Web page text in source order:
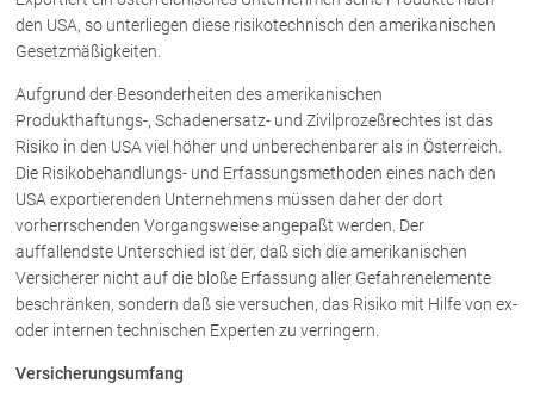
den USA, so unterliegen diese risikotechnisch den amerikanischen
Gesetzmäßigkeiten.
Aufgrund der Besonderheiten des amerikanischen
Produkthaftungs-, Schadenersatz- und Zivilprozeßrechtes ist das
Risiko in den USA viel höher und unberechenbarer als in Österreich.
Die Risikobehandlungs- und Erfassungsmethoden eines nach den
USA exportierenden Unternehmens müssen daher der dort
vorherrschenden Vorgangsweise angepaßt werden. Der
auffallendste Unterschied ist der, daß sich die amerikanischen
Versicherer nicht auf die bloße Erfassung aller Gefahrenelemente
beschränken, sondern daß sie versuchen, das Risiko mit Hilfe von ex-
oder internen technischen Experten zu verringern.
Versicherungsumfang